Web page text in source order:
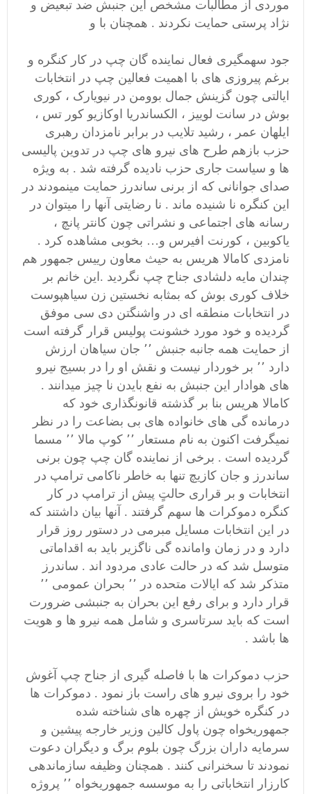
موردی از مطالبات مشخص این جنبش ضد تبعیض و
نژاد پرستی حمایت نکردند . همچنان با و
جود سهمگیری فعال نماینده گان چپ در کار کنگره و
برغم پیروزی های با اهمیت فعالین چپ در انتخابات
ایالتی چون گزینش جمال بوومن در نیویارک ، کوری
بوش در سانت لوییز ، الکساندریا اوکازیو کور تس ،
ایلهان عمر ، رشید تلایب در برابر نامزدان رهبری
حزب بازهم طرح های نیرو های چپ در تدوین پالیسی
ها و سیاست جاری حزب نادیده گرفته شد . به ویژه
صدای جوانانی که از برنی ساندرز حمایت مینمودند در
این کنگره نا شنیده ماند . نا رضایتی آنها را میتوان در
رسانه های اجتماعی و نشراتی چون کانتر پانچ ،
یاکوبین ، کورنت افیرس و… بخوبی مشاهده کرد .
نامزدی کامالا هریس به حیث معاون رییس جمهور هم
چندان مایه دلشادی جناح چپ نگردید .این خانم بر
خلاف کوری بوش که بمثابه نخستین زن سیاهپوست
در انتخابات منطقه ای در واشنگتن دی سی موفق
گردیده و خود مورد خشونت پولیس قرار گرفته است
از حمایت همه جانبه جنبش ٬٬ جان سیاهان ارزش
دارد ٬٬ بر خوردار نیست و نقش او را در بسیج نیرو
های هوادار این جنبش به نفع بایدن نا چیز میدانند .
کامالا هریس بنا بر گذشته قانونگذاری خود که
درمانده گی های خانواده های بی بضاعت را در نظر
نمیگرفت اکنون به نام مستعار ٬٬ کوپ مالا ٬٬ مسما
گردیده است . برخی از نماینده گان چپ چون برنی
ساندرز و جان کازیچ تنها به خاطر ناکامی ترامپ در
انتخابات و بر قراری حالتٍ پیش از ترامپ در کار
کنگره دموکرات ها سهم گرفتند . آنها بیان داشتند که
در این انتخابات مسایل مبرمی در دستور روز قرار
دارد و در زمان وامانده گی ناگزیر باید به اقداماتی
متوسل شد که در حالت عادی مردود اند . ساندرز
متذکر شد که ایالات متحده در ٬٬ بحران عمومی ٬٬
قرار دارد و برای رفع این بحران به جنبشی ضرورت
است که باید سرتاسری و شامل همه نیرو ها و هویت
ها باشد .
حزب دموکرات ها با فاصله گیری از جناح چپ آغوش
خود را بروی نیرو های راست باز نمود . دموکرات ها
در کنگره خویش از چهره های شناخته شده
جمهوریخواه چون پاول کالین وزیر خارجه پیشین و
سرمایه داران بزرگ چون بلوم برگ و دیگران دعوت
نمودند تا سخنرانی کنند . همچنان وظیفه سازماندهی
کارزار انتخاباتی را به موسسه جمهوریخواه ٬٬ پروژه